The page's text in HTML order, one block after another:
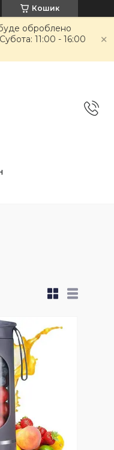
Кошик
оброблено
11:00 - 16:00